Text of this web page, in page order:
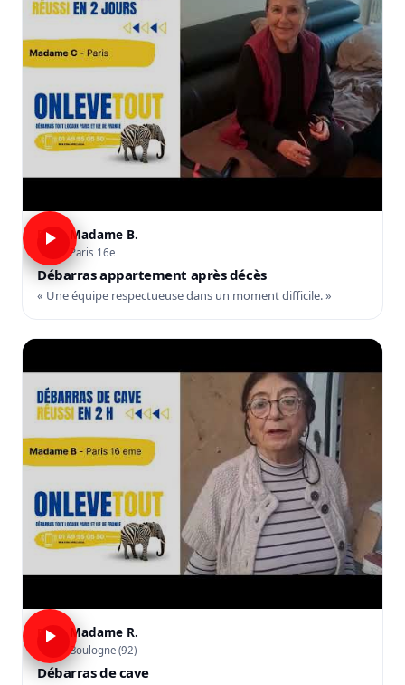
Madame B.
Paris 16e
Débarras appartement après décès
« Une équipe respectueuse dans un moment difficile. »
Madame R.
Boulogne (92)
Débarras de cave